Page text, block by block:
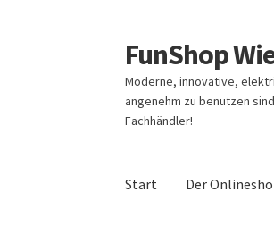
Zur
Navigation
springen
Zum
Inhalt
springen
FunShop
Moderne, innovative,
angenehm zu benutzen
Fachhändler!
Start Der